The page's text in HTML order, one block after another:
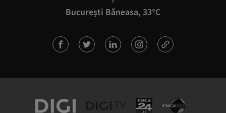
București Băneasa, 33°C